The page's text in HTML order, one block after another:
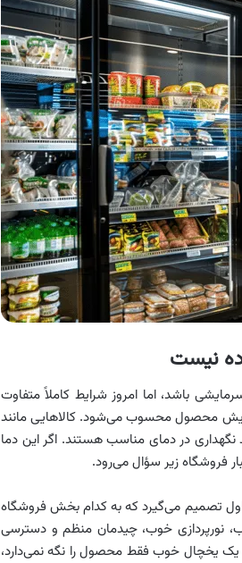
نیست
باشد، اما امروز شرایط کاملاً متفاوت
محصول محسوب می‌شود. کالاهایی مانند
نگهداری در دمای مناسب هستند. اگر این دما
فروشگاه زیر سؤال می‌رود.
تصمیم می‌گیرد که به کدام بخش فروشگاه
نورپردازی خوب، چیدمان منظم و دسترسی
یک یخچال خوب فقط محصول را نگه نمی‌دارد،